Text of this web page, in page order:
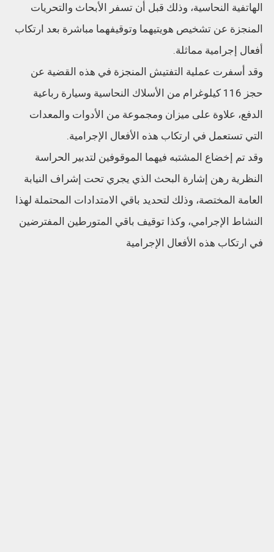
الهاتفية النحاسية، وذلك قبل أن تسفر الأبحاث والتحريات
المنجزة عن تشخيص هويتيهما وتوقيفهما مباشرة بعد ارتكاب
أفعال إجرامية مماثلة.
وقد أسفرت عملية التفتيش المنجزة في هذه القضية عن
حجز 116 كيلوغرام من الأسلاك النحاسية وسيارة رباعية
الدفع، علاوة على ميزان ومجموعة من الأدوات والمعدات
التي تستعمل في ارتكاب هذه الأفعال الإجرامية.
وقد تم إخضاع المشتبه فيهما الموقوفين لتدبير الحراسة
النظرية رهن إشارة البحث الذي يجري تحت إشراف النيابة
العامة المختصة، وذلك لتحديد باقي الامتدادات المحتملة لهذا
النشاط الإجرامي، وكذا توقيف باقي المتورطين المفترضين
في ارتكاب هذه الأفعال الإجرامية